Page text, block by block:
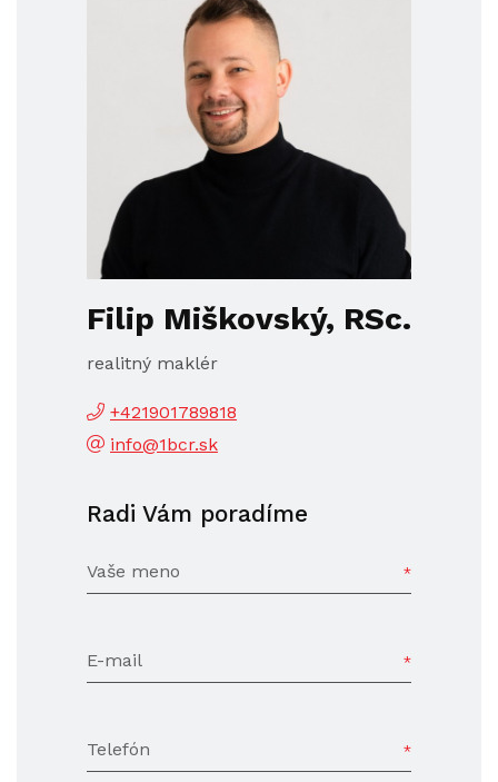
Filip Miškovský, RSc.
realitný maklér
+421901789818
info@1bcr.sk
Radi Vám poradíme
Vaše meno
E-mail
Telefón